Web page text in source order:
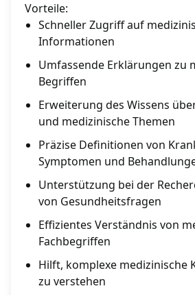
Vorteile:
Schneller Zugriff auf
Informationen
Umfassende Erklärungen zu
Begriffen
Erweiterung des Wissens
und medizinische Themen
Präzise Definitionen von
Symptomen und
Unterstützung bei der
von Gesundheitsfragen
Effizientes Verständnis von
Fachbegriffen
Hilft, komplexe medizinische
zu verstehen